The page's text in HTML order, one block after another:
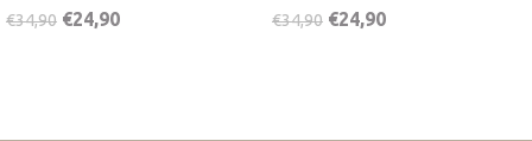
€34,90 €24,90 €34,90 €24,90